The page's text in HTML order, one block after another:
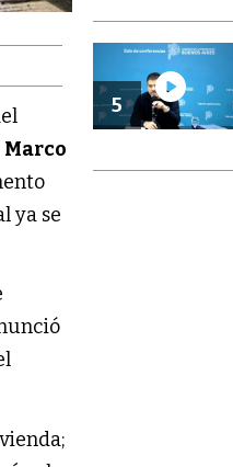
Marco
ya se
5